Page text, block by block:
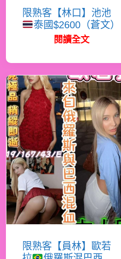
限熟客【林口】池池
泰國$2600（蒼文）
閱讀全文
限熟客【員林】歐若